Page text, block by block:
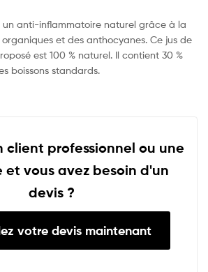
un anti-inflammatoire naturel grâce à la
et des anthocyanes. Ce jus de
est 100 % naturel. Il contient 30 %
boissons standards.
client professionnel ou une
et vous avez besoin d'un
devis ?
votre devis maintenant